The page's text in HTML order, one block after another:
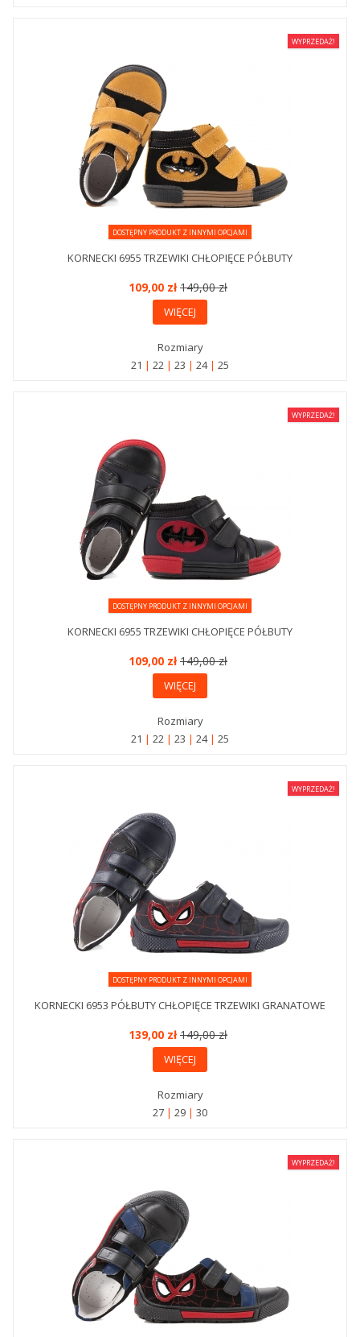
WYPRZEDAŻ!
DOSTĘPNY PRODUKT Z INNYMI OPCJAMI
KORNECKI 6955 TRZEWIKI CHŁOPIĘCE PÓŁBUTY
109,00 zł149,00 zł
WIĘCEJ
Rozmiary
21
22 23 24 25
WYPRZEDAŻ!
DOSTĘPNY PRODUKT Z INNYMI OPCJAMI
KORNECKI 6955 TRZEWIKI CHŁOPIĘCE PÓŁBUTY
109,00 zł149,00 zł
WIĘCEJ
Rozmiary
21
22 23 24 25
WYPRZEDAŻ!
DOSTĘPNY PRODUKT Z INNYMI OPCJAMI
KORNECKI 6953 PÓŁBUTY CHŁOPIĘCE TRZEWIKI GRANATOWE
139,00 zł149,00 zł
WIĘCEJ
Rozmiary
27
29 30
WYPRZEDAŻ!